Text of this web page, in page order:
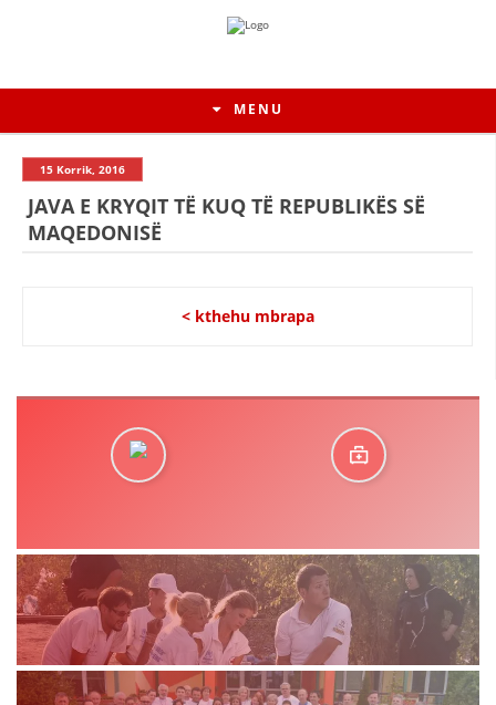
MENU
VEPRIMTARI
DORACAKË
15 Korrik, 2016
JAVA E KRYQIT TË KUQ TË REPUBLIKËS SË
MAQEDONISË
< kthehu mbrapa